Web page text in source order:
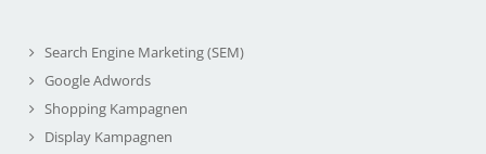
Search Engine Marketing (SEM)
Google Adwords
Shopping Kampagnen
Display Kampagnen